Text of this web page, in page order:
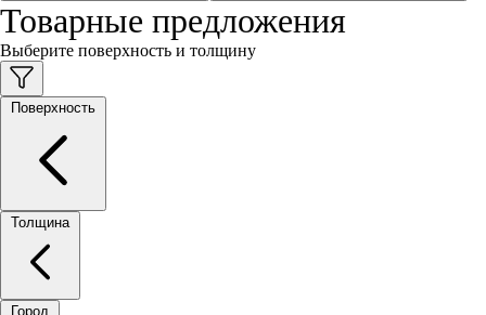
Товарные предложения
Выберите поверхность и толщину
Толщина